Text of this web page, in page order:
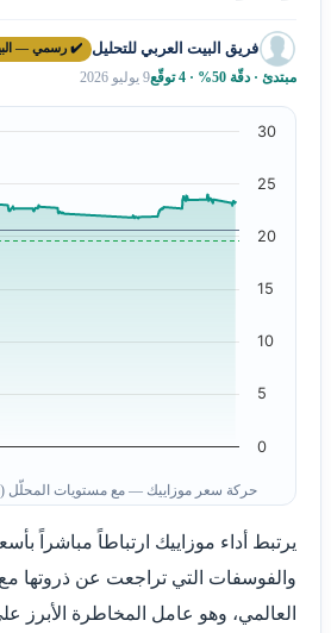
فريق البيت العربي للتحليل ✔️ رسمي —
مبتدئ · دقّة 50% · 4 توقّع 9 يوليو 2026
0
5
10
15
20
25
30
حركة سعر موزاييك — مع مستويات المحلّل
يرتبط أداء موزاييك ارتباطاً مباشراً
والفوسفات التي تراجعت عن ذروتها
العالمي، وهو عامل المخاطرة الأبرز